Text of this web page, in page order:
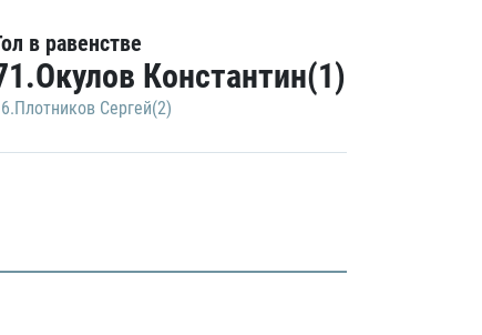
в равенстве
Константин(1)
Сергей(2)